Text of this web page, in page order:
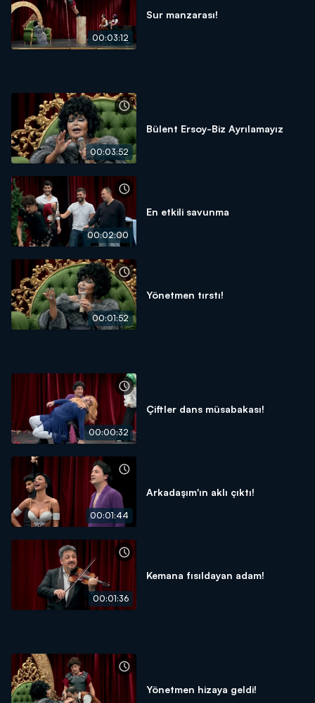
00:03:12
Sur manzarası!
00:03:52
Bülent Ersoy-Biz Ayrılamayız
00:02:00
En etkili savunma
00:01:52
Yönetmen tırstı!
00:00:32
Çiftler dans müsabakası!
00:01:44
Arkadaşım'ın aklı çıktı!
00:01:36
Kemana fısıldayan adam!
Yönetmen hizaya geldi!